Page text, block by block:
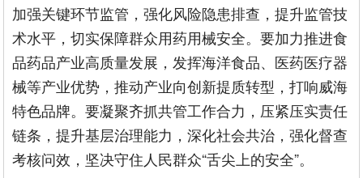
加强关键环节监管，强化风险隐患排查，提升监管技
术水平，切实保障群众用药用械安全。要加力推进食
品药品产业高质量发展，发挥海洋食品、医药医疗器
械等产业优势，推动产业向创新提质转型，打响威海
特色品牌。要凝聚齐抓共管工作合力，压紧压实责任
链条，提升基层治理能力，深化社会共治，强化督查
考核问效，坚决守住人民群众“舌尖上的安全”。